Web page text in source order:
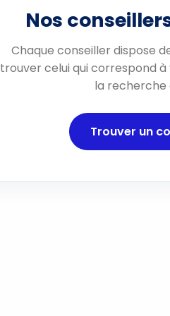
Nos
Chaque conseiller dispose
trouver celui qui correspond
la recherche
Trouver un